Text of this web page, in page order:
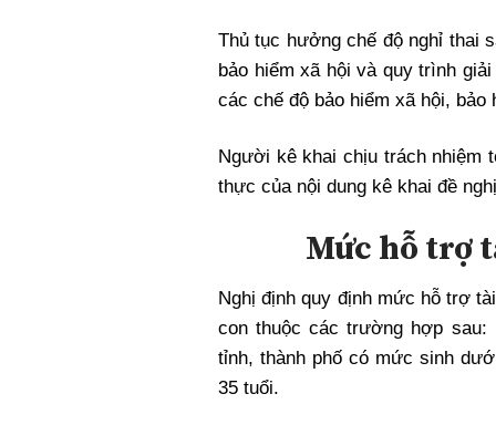
Thủ tục hưởng chế độ nghỉ thai
bảo hiểm xã hội và quy trình
các chế độ bảo hiểm xã hội,
Người kê khai chịu trách nhiệm
thực của nội dung kê khai đề
Mức hỗ trợ
Nghị định quy định mức hỗ trợ
con thuộc các trường hợp
tỉnh, thành phố có mức sinh
35 tuổi.